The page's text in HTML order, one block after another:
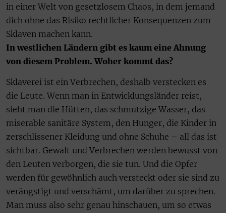
in einer Welt von gesetzlosem Chaos, in dem jemand
dich ohne das Risiko rechtlicher Konsequenzen zum
Sklaven machen kann.
In westlichen Ländern gibt es kaum eine Ahnung
von diesem Problem. Woher kommt das?
Sklaverei ist ein Verbrechen, deshalb verstecken es
die Leute. Wenn man in Entwicklungsländer reist,
sieht man die Hütten, das schmutzige Wasser, das
miserable sanitäre System, den Hunger, die Kinder in
zerschlissener Kleidung und ohne Schuhe – all das ist
sichtbar. Gewalt und Verbrechen werden bewusst von
den Leuten verborgen, die sie tun. Und die Opfer
werden für gewöhnlich auch versteckt oder sie sind zu
verängstigt und verschämt, um darüber zu sprechen.
Man muss also sehr genau hinschauen, um so etwas